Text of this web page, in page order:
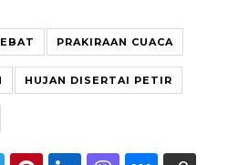
PRAKIRAAN CUACA
HUJAN DISERTAI PETIR